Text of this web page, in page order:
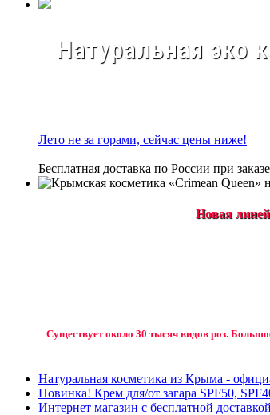
Натуральная эко
Лето не за горами, сейчас цены ниже!
Бесплатная доставка по России при
Новая
Существует около 30 тысяч видов роз.
Натуральная косметика из Крыма -
Новинка! Крем для/от загара SPF50,
Интернет магазин с бесплатной